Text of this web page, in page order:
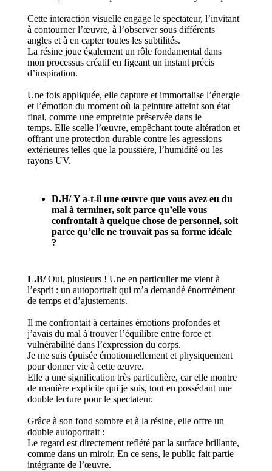
Cette interaction visuelle engage le spectateur, l’invitant
à contourner l’œuvre, à l’observer sous différents
angles et à en capter toutes les subtilités.
La résine joue également un rôle fondamental dans
mon processus créatif en figeant un instant précis
d’inspiration.
Une fois appliquée, elle capture et immortalise l’énergie
et l’émotion du moment où la peinture atteint son état
final, comme une empreinte préservée dans le
temps. Elle scelle l’œuvre, empêchant toute altération et
offrant une protection durable contre les agressions
extérieures telles que la poussière, l’humidité ou les
rayons UV.
D.H/ Y a-t-il une œuvre que vous avez eu du
mal à terminer, soit parce qu’elle vous
confrontait à quelque chose de personnel, soit
parce qu’elle ne trouvait pas sa forme idéale
?
L.B/Oui, plusieurs ! Une en particulier me vient à
l’esprit : un autoportrait qui m’a demandé énormément
de temps et d’ajustements.
Il me confrontait à certaines émotions profondes et
j’avais du mal à trouver l’équilibre entre force et
vulnérabilité dans l’expression du corps.
Je me suis épuisée émotionnellement et physiquement
pour donner vie à cette œuvre.
Elle a une signification très particulière, car elle montre
de manière explicite qui je suis, tout en possédant une
double lecture pour le spectateur.
Grâce à son fond sombre et à la résine, elle offre un
double autoportrait :
Le regard est directement reflété par la surface brillante,
comme dans un miroir. En ce sens, le public fait partie
intégrante de l’œuvre.